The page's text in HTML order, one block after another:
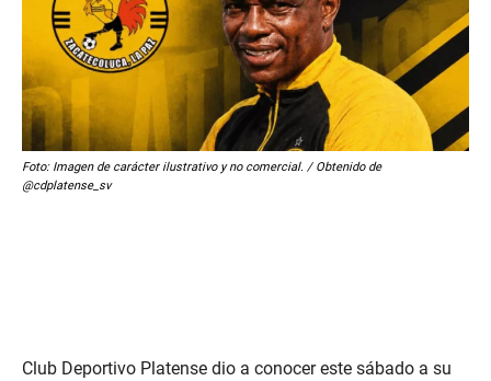
Foto: Imagen de carácter ilustrativo y no comercial. / Obtenido de
@cdplatense_sv
Club Deportivo Platense dio a conocer este sábado a su